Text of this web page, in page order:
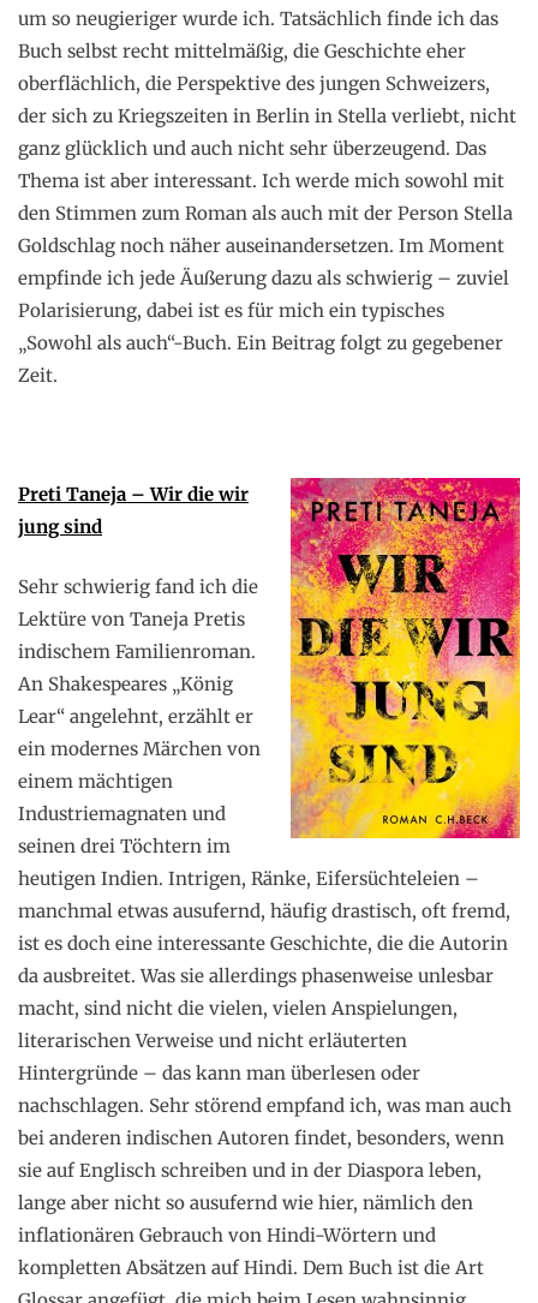
um so neugieriger wurde ich. Tatsächlich finde ich das
Buch selbst recht mittelmäßig, die Geschichte eher
oberflächlich, die Perspektive des jungen Schweizers,
der sich zu Kriegszeiten in Berlin in Stella verliebt, nicht
ganz glücklich und auch nicht sehr überzeugend. Das
Thema ist aber interessant. Ich werde mich sowohl mit
den Stimmen zum Roman als auch mit der Person Stella
Goldschlag noch näher auseinandersetzen. Im Moment
empfinde ich jede Äußerung dazu als schwierig – zuviel
Polarisierung, dabei ist es für mich ein typisches
„Sowohl als auch“-Buch. Ein Beitrag folgt zu gegebener
Zeit.
Preti Taneja – Wir die wir
jung sind
Sehr schwierig fand ich die
Lektüre von Taneja Pretis
indischem Familienroman.
An Shakespeares „König
Lear“ angelehnt, erzählt er
ein modernes Märchen von
einem mächtigen
Industriemagnaten und
seinen drei Töchtern im
heutigen Indien. Intrigen, Ränke, Eifersüchteleien –
manchmal etwas ausufernd, häufig drastisch, oft fremd,
ist es doch eine interessante Geschichte, die die Autorin
da ausbreitet. Was sie allerdings phasenweise unlesbar
macht, sind nicht die vielen, vielen Anspielungen,
literarischen Verweise und nicht erläuterten
Hintergründe – das kann man überlesen oder
nachschlagen. Sehr störend empfand ich, was man auch
bei anderen indischen Autoren findet, besonders, wenn
sie auf Englisch schreiben und in der Diaspora leben,
lange aber nicht so ausufernd wie hier, nämlich den
inflationären Gebrauch von Hindi-Wörtern und
kompletten Absätzen auf Hindi. Dem Buch ist die Art